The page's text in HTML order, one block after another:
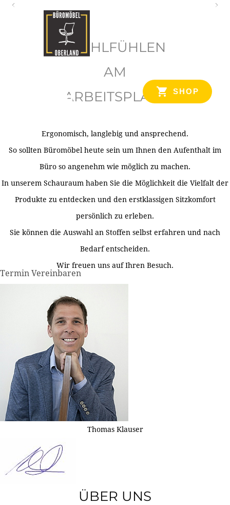
SHOP
WOHLFÜHLEN
AM
ARBEITSPLATZ
Ergonomisch, langlebig und ansprechend.
So sollten Büromöbel heute sein um Ihnen den Aufenthalt im
Büro so angenehm wie möglich zu machen.
In unserem Schauraum haben Sie die Möglichkeit die Vielfalt der
Produkte zu entdecken und den erstklassigen Sitzkomfort
persönlich zu erleben.
Sie können die Auswahl an Stoffen selbst erfahren und nach
Bedarf entscheiden.
Wir freuen uns auf Ihren Besuch.
Termin Vereinbaren
Thomas Klauser
ÜBER UNS